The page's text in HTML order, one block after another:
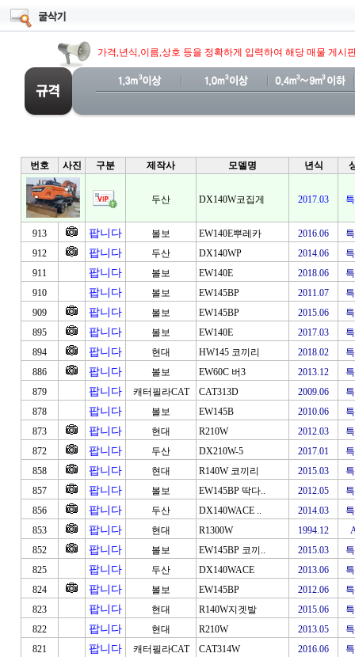
가격,년식,이름,상호 등을 정확하게 입력하여 해당 매물 게시
번호 사진 구분 제작사 모델명 년식
두산 DX140W코집게 2017.03
913 팝니다 볼보 EW140E뿌레카 2016.06
912
팝니다 두산 DX140WP 2014.06
911
팝니다 볼보 EW140E 2018.06
910
팝니다 볼보 EW145BP 2011.07
909
팝니다 볼보 EW145BP 2015.06
895
팝니다 볼보 EW140E 2017.03
894
팝니다 현대 HW145 코끼리 2018.02
886
팝니다 볼보 EW60C 버3 2013.12
879
팝니다 캐터필라CAT CAT313D 2009.06
878
팝니다 볼보 EW145B 2010.06
873
팝니다 현대 R210W 2012.03
872
팝니다 두산 DX210W-5 2017.01
858
팝니다 현대 R140W 코끼리 2015.03
857
팝니다 볼보 EW145BP 딱다.. 2012.05
856
팝니다 두산 DX140WACE .. 2014.03
853
팝니다 현대 R1300W 1994.12
852
팝니다 볼보 EW145BP 코끼.. 2015.03
825
팝니다 두산 DX140WACE 2013.06
824
팝니다 볼보 EW145BP 2012.06
823
팝니다 현대 R140W지겟발 2015.06
822
팝니다 현대 R210W 2013.05
821
팝니다 캐터필라CAT CAT314W 2016.06